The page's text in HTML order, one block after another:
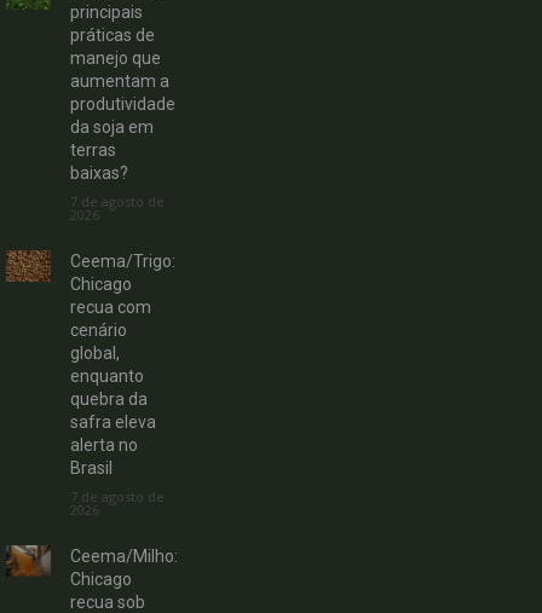
principais
práticas de
manejo que
aumentam a
produtividade
da soja em
terras
baixas?
7 de agosto de
2026
Ceema/Trigo:
Chicago
recua com
cenário
global,
enquanto
quebra da
safra eleva
alerta no
Brasil
7 de agosto de
2026
Ceema/Milho:
Chicago
recua sob